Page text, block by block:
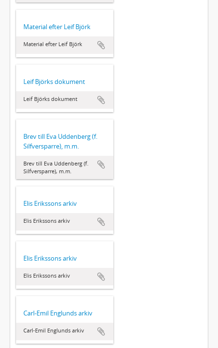
Material efter Leif Björk
Material efter Leif Björk
Leif Björks dokument
Leif Björks dokument
Brev till Eva Uddenberg (f.
Silfversparre), m.m.
Brev till Eva Uddenberg (f.
Silfversparre), m.m.
Elis Erikssons arkiv
Elis Erikssons arkiv
Elis Erikssons arkiv
Elis Erikssons arkiv
Carl-Emil Englunds arkiv
Carl-Emil Englunds arkiv